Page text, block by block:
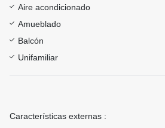
Aire acondicionado
Amueblado
Balcón
Unifamiliar
Características externas :